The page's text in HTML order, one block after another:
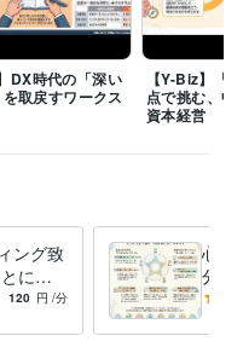
~ 1991年2月 1991年3月 ~ 2
ス 2008年3月 ~ 2014年2月
月 ~ 現在
年
PHP:5年
DX時代の「深い
取戻すワークス
【Y-Biz】「
点で挑む、中
資本経営
ング致
につ
120 円 /分
心の
分を
変え